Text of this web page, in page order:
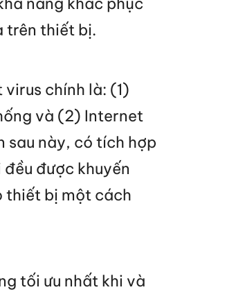
trên thiết bị.
chính là: (1)
và (2) Internet
sau này, có tích hợp
được khuyến
thiết bị một cách
tối ưu nhất khi và